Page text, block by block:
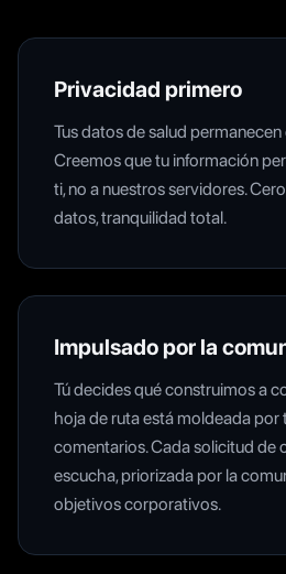
Privacidad primero
Tus datos de salud
Creemos que tu información
ti, no a nuestros servidores.
datos, tranquilidad total.
Impulsado por la
Tú decides qué construimos a
hoja de ruta está moldeada por
comentarios. Cada solicitud de
escucha, priorizada por la
objetivos corporativos.